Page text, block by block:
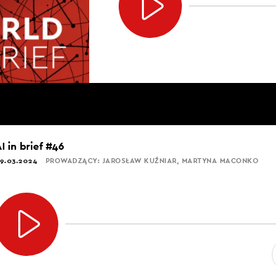
in brief #46
PROWADZĄCY: JAROSŁAW KUŹNIAR, MARTYNA MACONKO